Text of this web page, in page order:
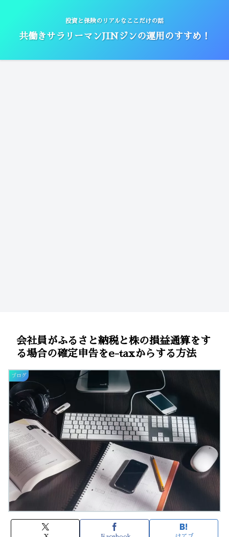
投資と保険のリアルなここだけの話
共働きサラリーマンJINジンの運用のすすめ！
会社員がふるさと納税と株の損益通算をす
る場合の確定申告をe-taxからする方法
ブログ